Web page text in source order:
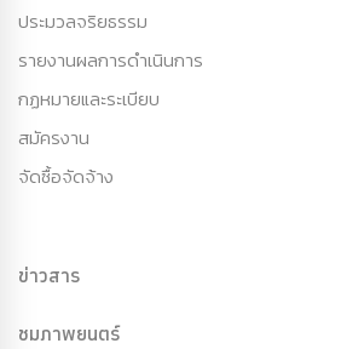
ประมวลจริยธรรม
รายงานผลการดำเนินการ
กฏหมายและระเบียบ
สมัครงาน
จัดซื้อจัดจ้าง
ข่าวสาร
ชมภาพยนตร์